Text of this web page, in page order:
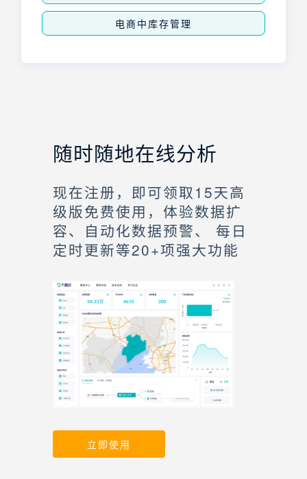
电商中库存管理
随时随地在线分析
现在注册，即可领取15天高
级版免费使用，体验数据扩
容、自动化数据预警、 每日
定时更新等20+项强大功能
立即使用